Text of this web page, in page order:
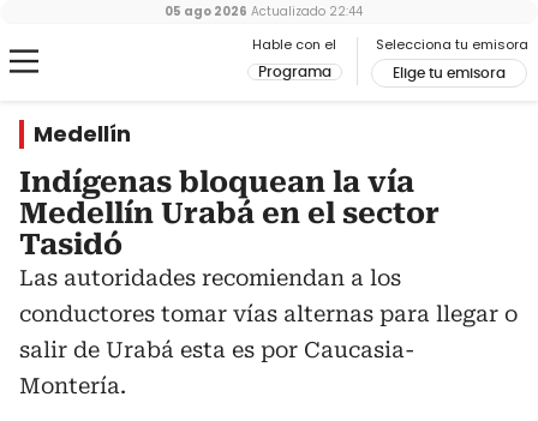
Hable con el
Programa
Selecciona tu emisora
Elige tu emisora
05 ago 2026 Actualizado 22:44
Medellín
Indígenas bloquean la vía
Medellín Urabá en el sector
Tasidó
Las autoridades recomiendan a los
conductores tomar vías alternas para llegar o
salir de Urabá esta es por Caucasia-
Montería.